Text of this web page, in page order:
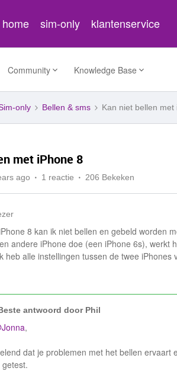
home sim-only klantenservice
Community Knowledge Base
only Bellen & sms Kan niet bellen met
met iPhone 8
ago 1 reactie 206 Bekeken
8 kan ik niet bellen en gebeld worden
andere iPhone doe (een iPhone 6s), werkt
heb alle instellingen tussen de twee
antwoord doorPhil
,
dat je problemen met het bellen ervaart
getest.